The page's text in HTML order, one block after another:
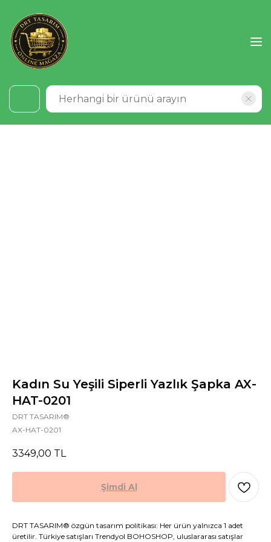
Kadın Su Yeşili Siperli Yazlık Şapka AX-
HAT-0201
DRT TASARIM®
AX-HAT-0201
3349,00 TL
Şimdi Al
DRT TASARIM® özgün tasarım politikası: Her ürün yalnızca 1 adet
üretilir. Türkiye satışları Trendyol BOHOSHOP, uluslararası satışlar